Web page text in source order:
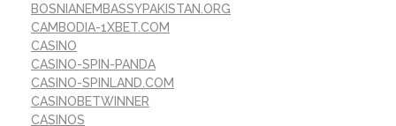
BOSNIANEMBASSYPAKISTAN.ORG
CAMBODIA-1XBET.COM
CASINO
CASINO-SPIN-PANDA
CASINO-SPINLAND.COM
CASINOBETWINNER
CASINOS